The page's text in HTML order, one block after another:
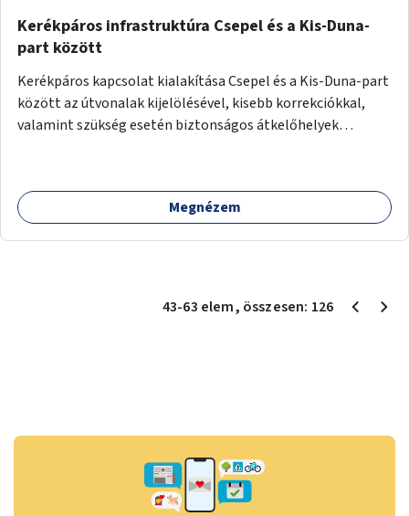
Kerékpáros infrastruktúra Csepel és a Kis-Duna-
part között
Kerékpáros kapcsolat kialakítása Csepel és a Kis-Duna-part
között az útvonalak kijelölésével, kisebb korrekciókkal,
valamint szükség esetén biztonságos átkelőhelyek
Megnézem
43-63 elem, összesen: 126